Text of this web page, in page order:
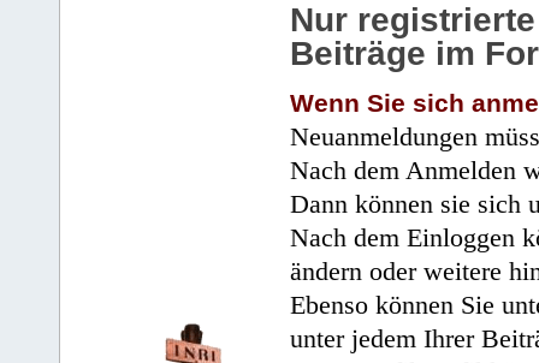
Nur
Beiträge im
Wenn Sie sich
Neuanmeldungen
Nach dem Anmelden
Dann können sie sich
Nach dem Einloggen
ändern oder weitere
Ebenso können Sie
unter jedem Ihrer